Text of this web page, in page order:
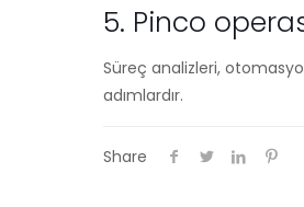
5. Pinco
Süreç analizleri,
adımlardır.
Share